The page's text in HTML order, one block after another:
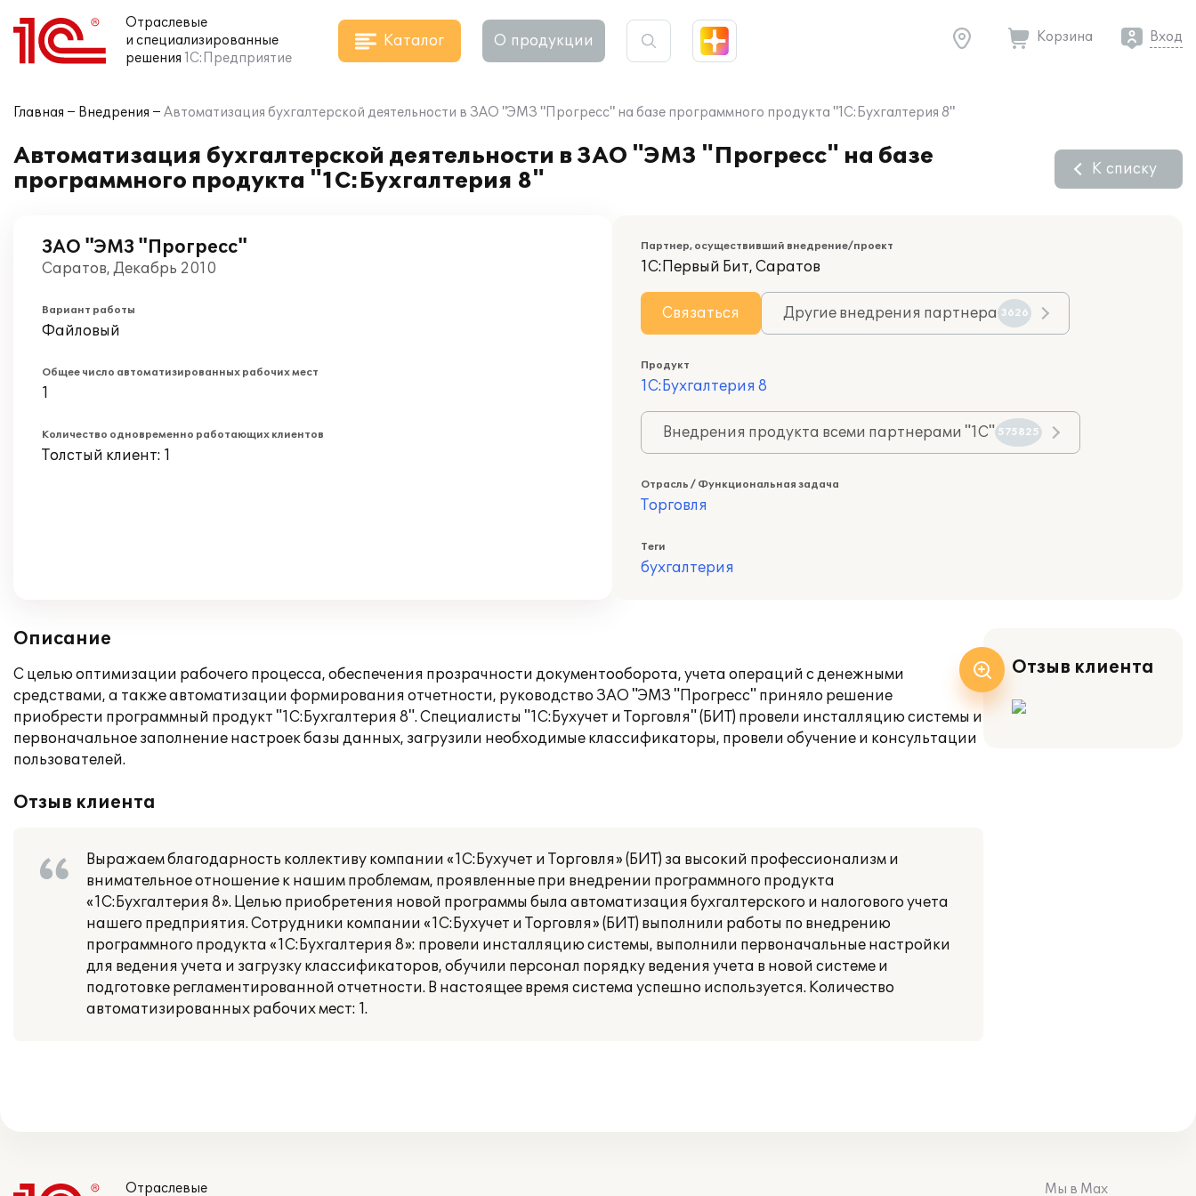
Отраслевые
и специализированные
решения 1С:Предприятие
Каталог О продукции Корзина Вход
Главная Внедрения Автоматизация бухгалтерской деятельности в ЗАО "ЭМЗ "Прогресс" на базе программного продукта "1С:Бухгалтерия 8"
Автоматизация бухгалтерской деятельности в ЗАО "ЭМЗ "Прогресс" на базе
программного продукта "1С:Бухгалтерия 8"
К списку
ЗАО "ЭМЗ "Прогресс"
Саратов, Декабрь 2010
Вариант работы
Файловый
Общее число автоматизированных рабочих мест
1
Количество одновременно работающих клиентов
Толстый клиент: 1
Партнер, осуществивший внедрение/проект
1С:Первый Бит, Саратов
Связаться Другие внедрения партнера 3626
Продукт
1С:Бухгалтерия 8
Внедрения продукта всеми партнерами "1С" 575825
Отрасль / Функциональная задача
Торговля
Теги
бухгалтерия
Описание
С целью оптимизации рабочего процесса, обеспечения прозрачности документооборота, учета операций с денежными
средствами, а также автоматизации формирования отчетности, руководство ЗАО "ЭМЗ "Прогресс" приняло решение
приобрести программный продукт "1С:Бухгалтерия 8". Специалисты "1С:Бухучет и Торговля" (БИТ) провели инсталляцию системы и
первоначальное заполнение настроек базы данных, загрузили необходимые классификаторы, провели обучение и консультации
пользователей.
Отзыв клиента
Выражаем благодарность коллективу компании «1С:Бухучет и Торговля» (БИТ) за высокий профессионализм и
внимательное отношение к нашим проблемам, проявленные при внедрении программного продукта
«1С:Бухгалтерия 8». Целью приобретения новой программы была автоматизация бухгалтерского и налогового учета
нашего предприятия. Сотрудники компании «1С:Бухучет и Торговля» (БИТ) выполнили работы по внедрению
программного продукта «1С:Бухгалтерия 8»: провели инсталляцию системы, выполнили первоначальные настройки
для ведения учета и загрузку классификаторов, обучили персонал порядку ведения учета в новой системе и
подготовке регламентированной отчетности. В настоящее время система успешно используется. Количество
автоматизированных рабочих мест: 1.
Отзыв клиента
Отраслевые Мы в Max